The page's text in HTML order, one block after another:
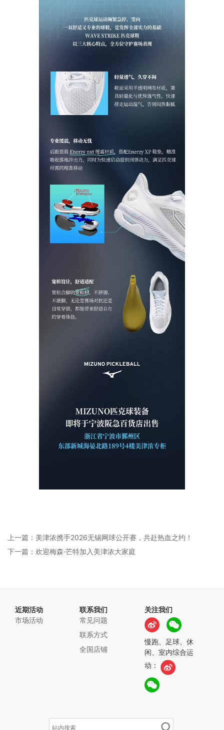
上一篇：美津浓携手2026无锡网球公开赛，共赴热血之约！
下一篇：欢迎梅森·芒特加入美津浓大家庭
近期活动
市场活动
联系我们
常见问题
联系方式
全国店铺
关注我们
慢跑、足球、休
闲、室内综合运
动：